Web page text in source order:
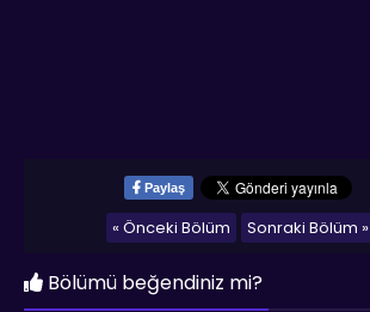
Paylaş
Sonraki Bölüm »
« Önceki Bölüm
Bölümü beğendiniz mi?